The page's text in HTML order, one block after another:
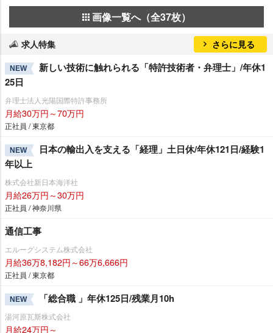
画像一覧へ（全37枚）
求人特集 さらに見る
NEW
新しい技術に触れられる「特許技術者・弁理士」/年休1
25日
弁理士法人光陽国際特許事務所
月給30万円～70万円
正社員 / 東京都
NEW
日本の輸出入を支える「経理」土日休/年休121日/経験1
年以上
株式会社新日本海洋社
月給26万円～30万円
正社員 / 神奈川県
通信工事
エルーグシステム株式会社
月給36万8,182円～66万6,666円
正社員 / 東京都
NEW 「総合職 」年休125日/残業月10h
湯河原瓦斯株式会社
月給24万円～